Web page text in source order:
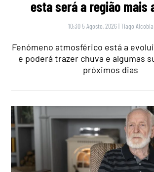
esta será a região mais
10:30 5 Agosto, 2026 |Tiago Alcobia
Fenómeno atmosférico está a
e poderá trazer chuva e algumas
próximos dias